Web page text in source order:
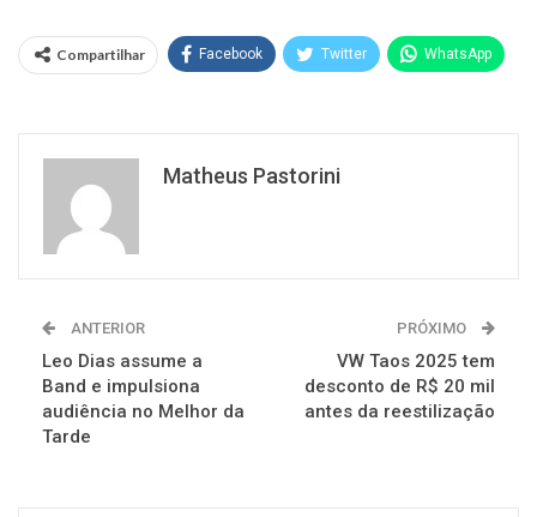
Compartilhar Facebook Twitter WhatsApp
Matheus Pastorini
ANTERIOR
Leo Dias assume a
Band e impulsiona
audiência no Melhor da
Tarde
PRÓXIMO
VW Taos 2025 tem
desconto de R$ 20 mil
antes da reestilização